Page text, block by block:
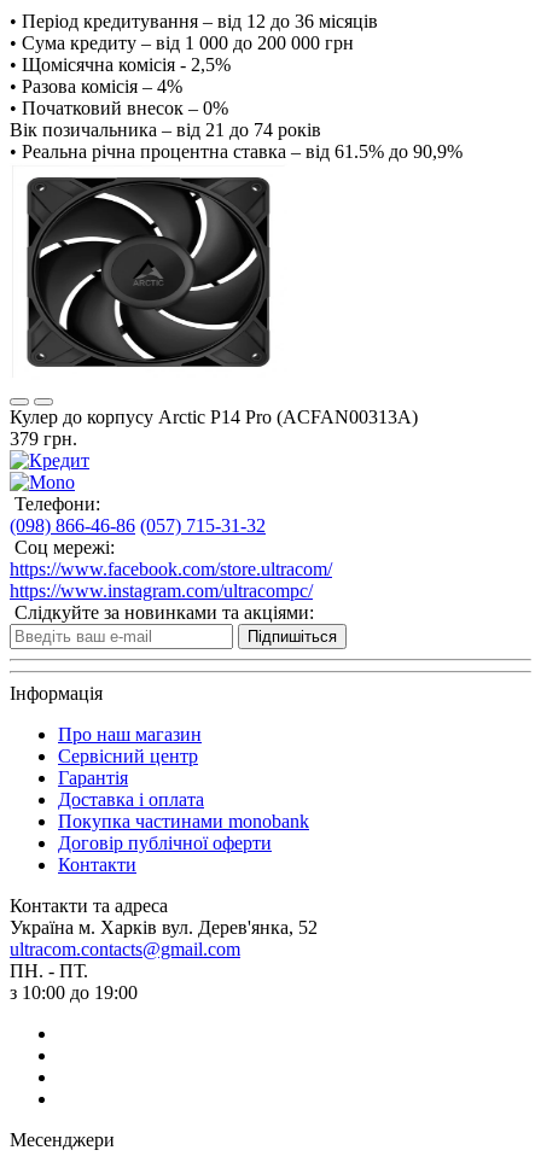
• Період кредитування – від 12 до 36 місяців
• Сума кредиту – від 1 000 до 200 000 грн
• Щомісячна комісія - 2,5%
• Разова комісія – 4%
• Початковий внесок – 0%
Вік позичальника – від 21 до 74 років
• Реальна річна процентна ставка – від 61.5% до 90,9%
Кулер до корпусу Arctic P14 Pro (ACFAN00313A)
379 грн.
Телефони:
(098) 866-46-86 (057) 715-31-32
Соц мережі:
https://www.facebook.com/store.ultracom/
https://www.instagram.com/ultracompc/
Слідкуйте за новинками та акціями:
Підпишіться
Інформація
Про наш магазин
Сервісний центр
Гарантія
Доставка і оплата
Покупка частинами monobank
Договір публічної оферти
Контакти
Контакти та адреса
Україна м. Харків вул. Дерев'янка, 52
ultracom.contacts@gmail.com
ПН. - ПТ.
з 10:00 до 19:00
Месенджери